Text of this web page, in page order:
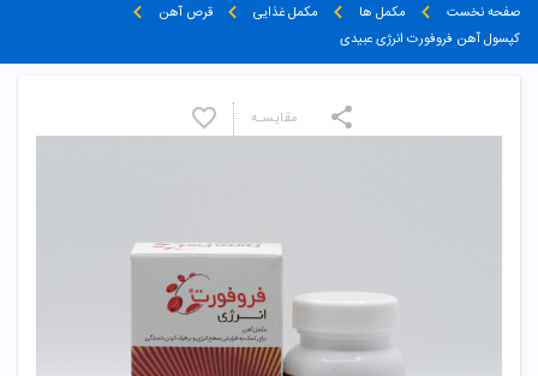
صفحه نخست مکمل ها مکمل غذایی
قرص آهن
کپسول آهن فروفورت انرژی عبیدی
مقایسـه